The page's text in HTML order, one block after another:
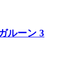
ルーン 3